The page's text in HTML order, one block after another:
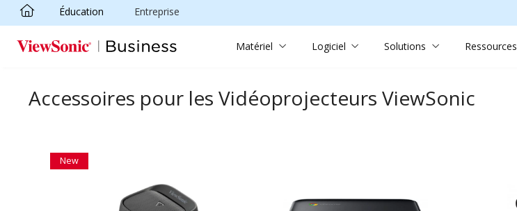
Passer au contenu principal
Éducation Entreprise
Matériel Logiciel Solutions Ressources
Accessoires pour les Vidéoprojecteurs ViewSonic
New